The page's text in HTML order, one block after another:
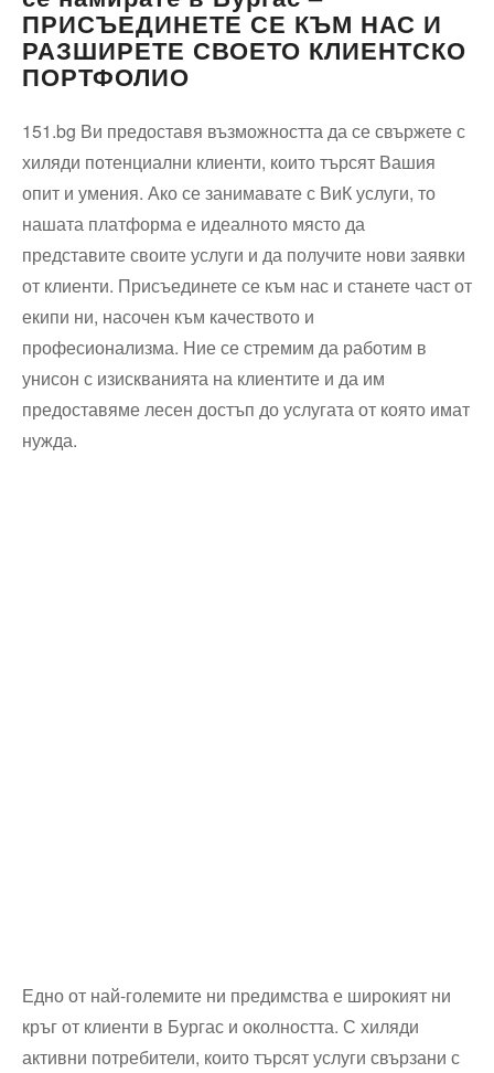
ПРИСЪЕДИНЕТЕ СЕ КЪМ НАС И
РАЗШИРЕТЕ СВОЕТО КЛИЕНТСКО
ПОРТФОЛИО
151.bg Ви предоставя възможността да се свържете с
хиляди потенциални клиенти, които търсят Вашия
опит и умения. Ако се занимавате с ВиК услуги, то
нашата платформа е идеалното място да
представите своите услуги и да получите нови заявки
от клиенти. Присъединете се към нас и станете част от
екипи ни, насочен към качеството и
професионализма. Ние се стремим да работим в
унисон с изискванията на клиентите и да им
предоставяме лесен достъп до услугата от която имат
нужда.
Едно от най-големите ни предимства е широкият ни
кръг от клиенти в Бургас и околността. С хиляди
активни потребители, които търсят услуги свързани с